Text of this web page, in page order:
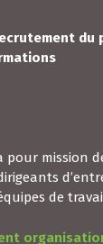
du
pour mission
de